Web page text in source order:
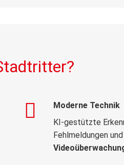
Moderne Technik
KI-gestützte
Fehlmeldungen